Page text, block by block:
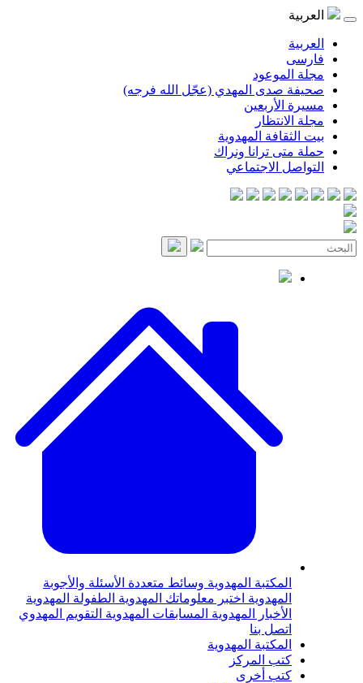
العربية
العربية
فارسی
مجلة الموعود
صحيفة صدى المهدي (عجّل الله فرجه)
مسيرة الأربعين
مجلة الانتظار
بيت الثقافة المهدوية
حملة متى ترانا ونراك
التواصل الاجتماعي
المكتبة المهدوية وسائط متعددة الأسئلة والأجوبة
المهدوية اختبر معلوماتك المهدوية الطفولة المهدوية
الأخبار المهدوية المسابقات المهدوية التقويم المهدوي
اتصل بنا
المكتبة المهدوية
كتب المركز
كتب أخرى